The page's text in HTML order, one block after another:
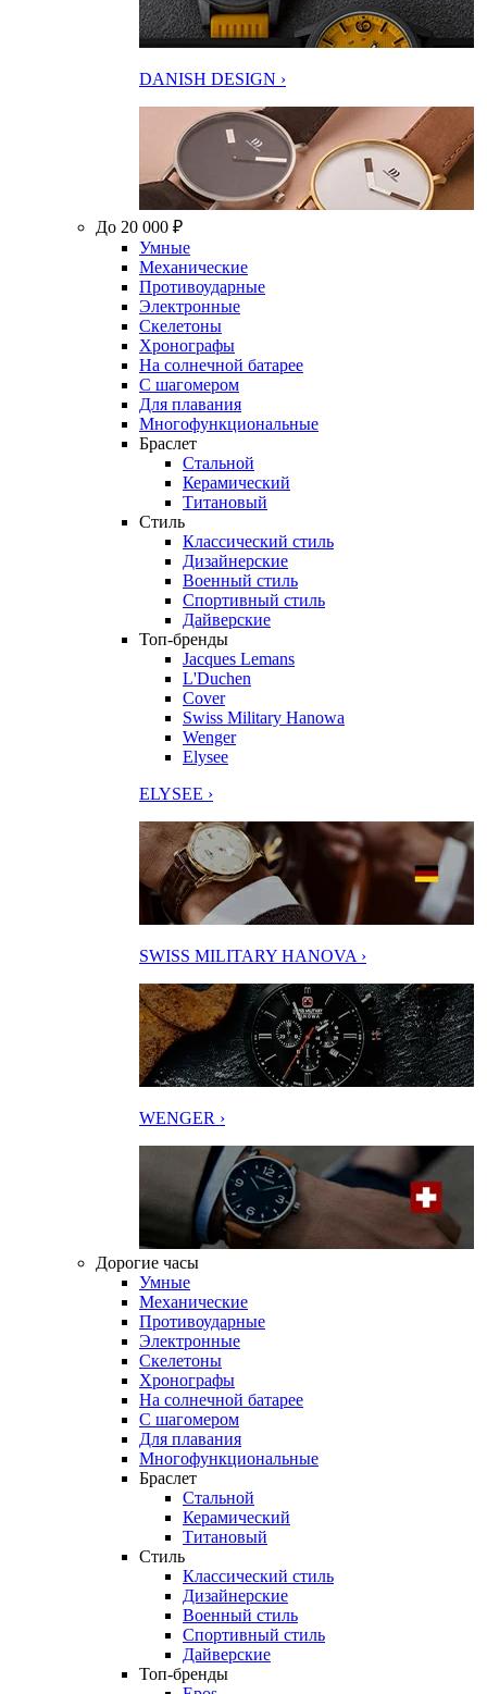
DANISH DESIGN ›
До 20 000 ₽
Умные
Механические
Противоударные
Электронные
Скелетоны
Хронографы
На солнечной батарее
С шагомером
Для плавания
Многофункциональные
Браслет
Стальной
Керамический
Титановый
Стиль
Классический стиль
Дизайнерские
Военный стиль
Спортивный стиль
Дайверские
Топ-бренды
Jacques Lemans
L'Duchen
Cover
Swiss Military Hanowa
Wenger
Elysee
ELYSEE ›
SWISS MILITARY HANOVA ›
WENGER ›
Дорогие часы
Умные
Механические
Противоударные
Электронные
Скелетоны
Хронографы
На солнечной батарее
С шагомером
Для плавания
Многофункциональные
Браслет
Стальной
Керамический
Титановый
Стиль
Классический стиль
Дизайнерские
Военный стиль
Спортивный стиль
Дайверские
Топ-бренды